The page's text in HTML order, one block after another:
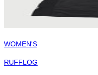
WOMEN'S
RUFFLOG